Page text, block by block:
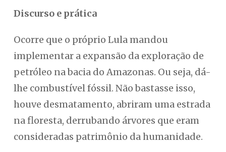
Discurso e prática
Ocorre que o próprio Lula mandou
implementar a expansão da exploração de
petróleo na bacia do Amazonas. Ou seja, dá-
lhe combustível fóssil. Não bastasse isso,
houve desmatamento, abriram uma estrada
na floresta, derrubando árvores que eram
consideradas patrimônio da humanidade.